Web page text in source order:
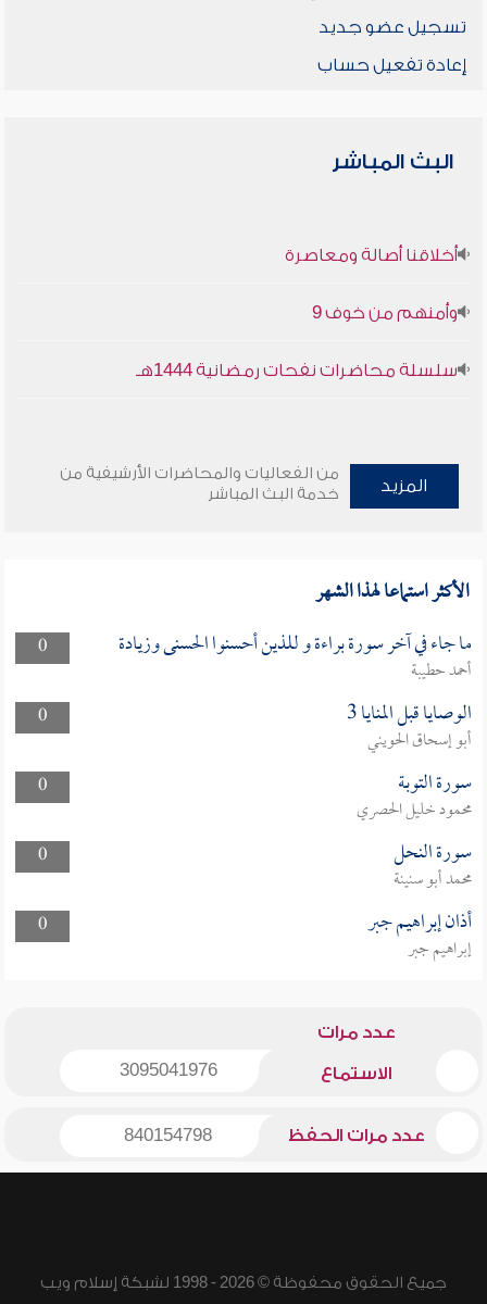
تسجيل عضو جديد
إعادة تفعيل حساب
البث المباشر
أخلاقنا أصالة ومعاصرة
وأمنهم من خوف 9
سلسلة محاضرات نفحات رمضانية 1444هـ
المزيد
من الفعاليات والمحاضرات الأرشيفية من
خدمة البث المباشر
الأكثر استماعا لهذا الشهر
0 ما جاء في آخر سورة براءة و للذين أحسنوا الحسنى وزيادة
أحمد حطيبة
0
الوصايا قبل المنايا 3
أبو إسحاق الحويني
0
سورة التوبة
محمود خليل الحصري
0
سورة النحل
محمد أبو سنينة
0
أذان إبراهيم جبر
إبراهيم جبر
عدد مرات
الاستماع 3095041976
عدد مرات الحفظ 840154798
جميع الحقوق محفوظة © 2026 - 1998 لشبكة إسلام ويب